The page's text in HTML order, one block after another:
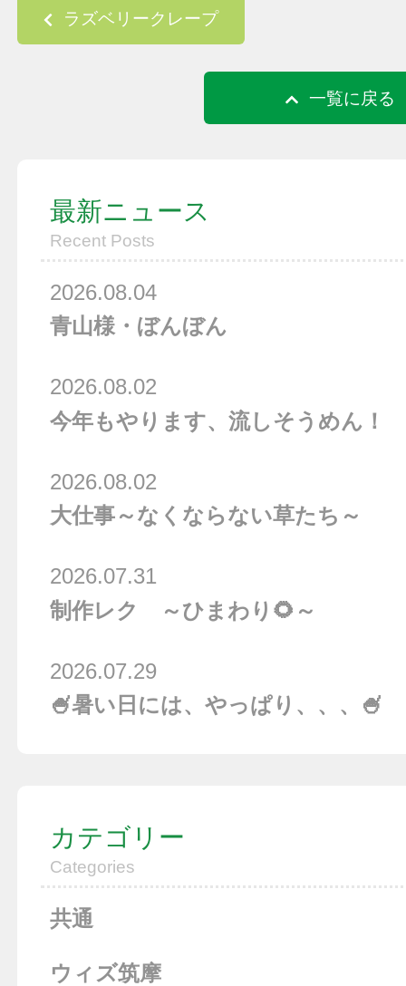
Post navigation
ラズベリークレープ
一覧に戻る
最新ニュース
Recent Posts
青山様・ぼんぼん
2026.08.04
今年もやります、流しそうめん！
2026.08.02
大仕事～なくならない草たち～
2026.08.02
制作レク ～ひまわり🌻～
2026.07.31
🍧暑い日には、やっぱり、、、🍧
2026.07.29
カテゴリー
Categories
共通
ウィズ筑摩